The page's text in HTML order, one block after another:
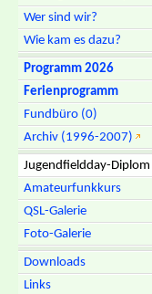
Wer sind wir?
Wie kam es dazu?
Programm 2026
Ferienprogramm
Fundbüro (0)
Archiv (1996-2007)
Jugendfieldday-Diplom
Amateurfunkkurs
QSL-Galerie
Foto-Galerie
Downloads
Links